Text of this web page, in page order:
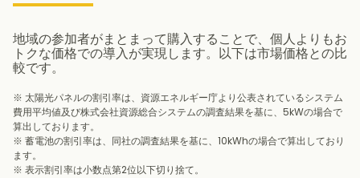
地域の参加者がまとまって購入することで、個人よりもお
トクな価格での導入が実現します。以下は市場価格との比
較です。
※ 太陽光パネルの割引率は、資源エネルギー庁より公表されているシステム
費用平均値及び株式会社資源総合システムの調査結果を基に、5kWの場合で
算出しております。
※ 蓄電池の割引率は、同社の調査結果を基に、10kWhの場合で算出しており
ます。
※ 表示割引率は小数点第2位以下切り捨て。